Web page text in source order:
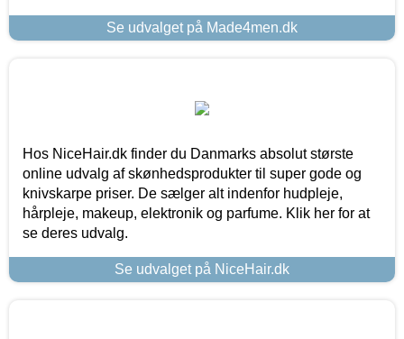
Se udvalget på Made4men.dk
Hos NiceHair.dk finder du Danmarks absolut største
online udvalg af skønhedsprodukter til super gode og
knivskarpe priser. De sælger alt indenfor hudpleje,
hårpleje, makeup, elektronik og parfume. Klik her for at
se deres udvalg.
Se udvalget på NiceHair.dk